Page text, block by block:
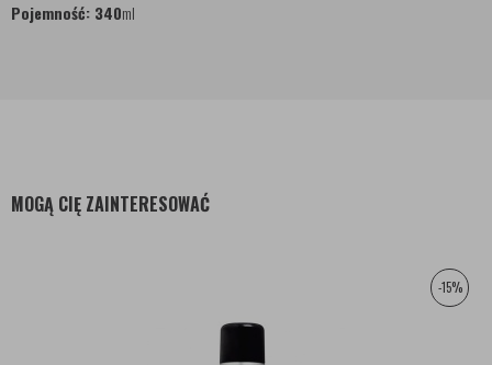
Pojemność: 340ml
MOGĄ CIĘ ZAINTERESOWAĆ
-15%